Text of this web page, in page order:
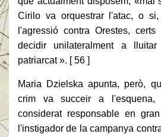
Cirilo va orquestrar l'atac, o
l'agressió contra Orestes,
decidir unilateralment a
patriarcat ». [ 56 ]
Maria Dzielska apunta, però,
crim va succeir a
considerat responsable en
l'instigador de la campanya